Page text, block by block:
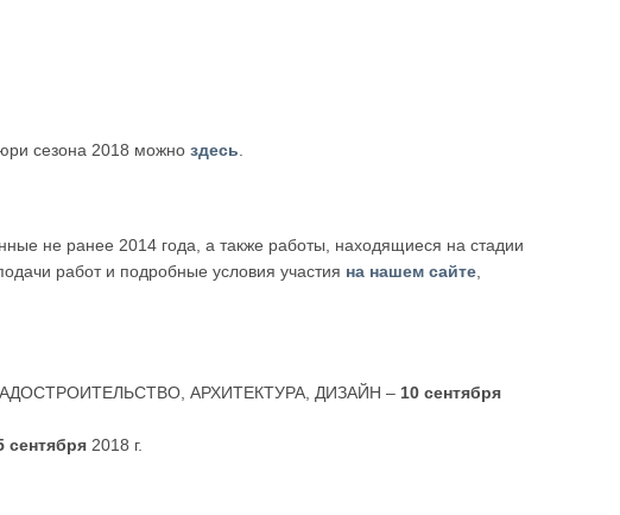
сезона 2018 можноздесь
не ранее 2014 года, а также работы, находящиеся на стадии
работ и подробные условия участия на нашем сайте
ГРАДОСТРОИТЕЛЬСТВО, АРХИТЕКТУРА, ДИЗАЙН – 10 сентября
сентября 2018 г.